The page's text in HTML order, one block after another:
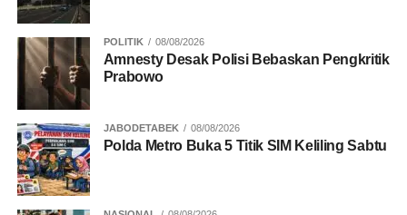
POLITIK 08/08/2026
Amnesty Desak Polisi Bebaskan Pengkritik
Prabowo
JABODETABEK 08/08/2026
Polda Metro Buka 5 Titik SIM Keliling Sabtu